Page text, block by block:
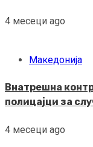
4 месеци ago
Македонија
Внатрешна
полицајци за
4 месеци ago